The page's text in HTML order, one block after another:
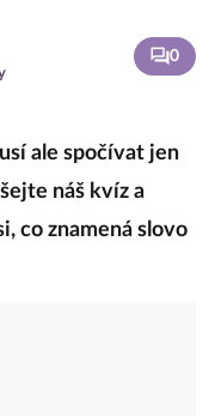
0
ale spočívat jen
náš kvíz a
co znamená slovo